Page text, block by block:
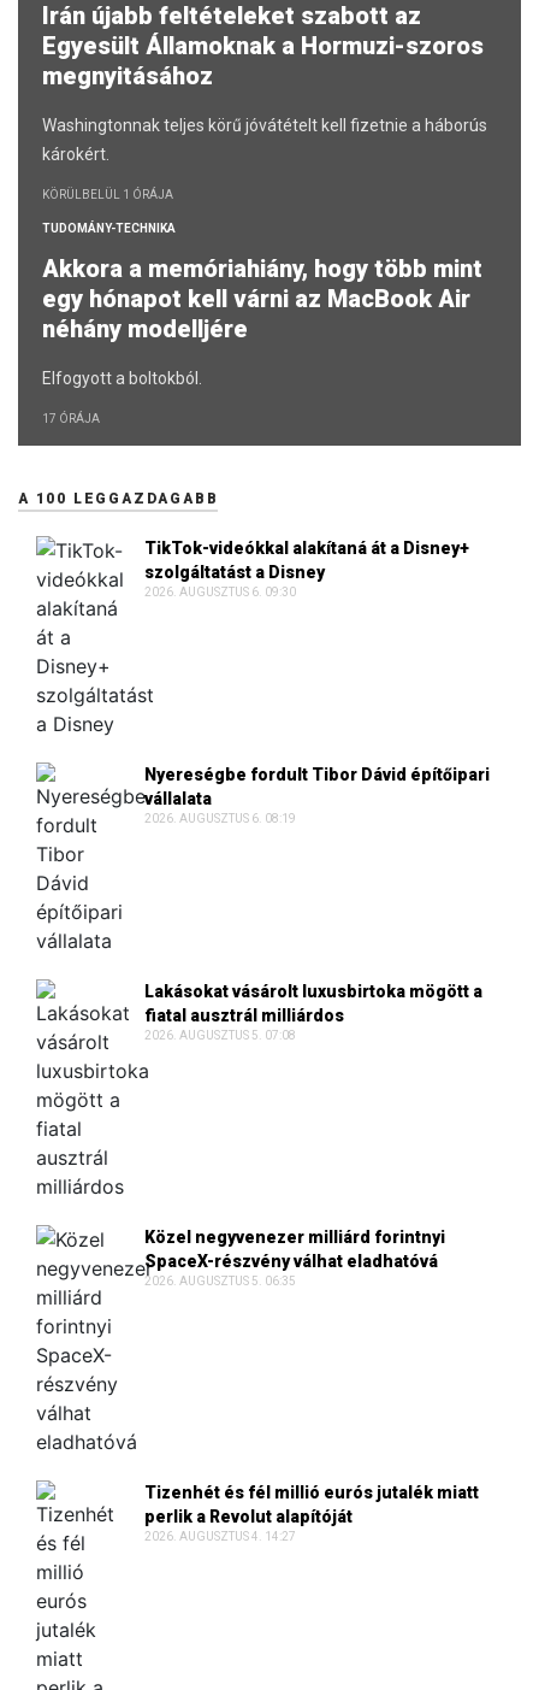
Irán újabb feltételeket szabott az
Egyesült Államoknak a Hormuzi-szoros
megnyitásához
Washingtonnak teljes körű jóvátételt kell fizetnie a háborús
károkért.
KÖRÜLBELÜL 1 ÓRÁJA
TUDOMÁNY-TECHNIKA
Akkora a memóriahiány, hogy több mint
egy hónapot kell várni az MacBook Air
néhány modelljére
Elfogyott a boltokból.
17 ÓRÁJA
A 100 LEGGAZDAGABB
TikTok-videókkal alakítaná át a Disney+
szolgáltatást a Disney
2026. AUGUSZTUS 6. 09:30
Nyereségbe fordult Tibor Dávid építőipari
vállalata
2026. AUGUSZTUS 6. 08:19
Lakásokat vásárolt luxusbirtoka mögött a
fiatal ausztrál milliárdos
2026. AUGUSZTUS 5. 07:08
Közel negyvenezer milliárd forintnyi
SpaceX-részvény válhat eladhatóvá
2026. AUGUSZTUS 5. 06:35
Tizenhét és fél millió eurós jutalék miatt
perlik a Revolut alapítóját
2026. AUGUSZTUS 4. 14:27